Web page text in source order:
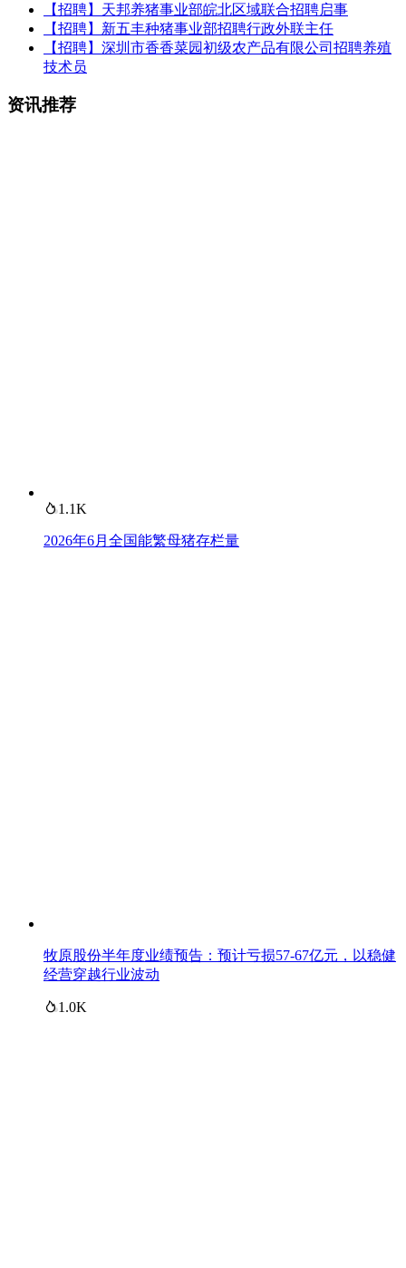
【招聘】天邦养猪事业部皖北区域联合招聘启事
【招聘】新五丰种猪事业部招聘行政外联主任
【招聘】深圳市香香菜园初级农产品有限公司招聘养殖
技术员
资讯推荐
1.1K
2026年6月全国能繁母猪存栏量
牧原股份半年度业绩预告：预计亏损57-67亿元，以稳健
经营穿越行业波动
1.0K